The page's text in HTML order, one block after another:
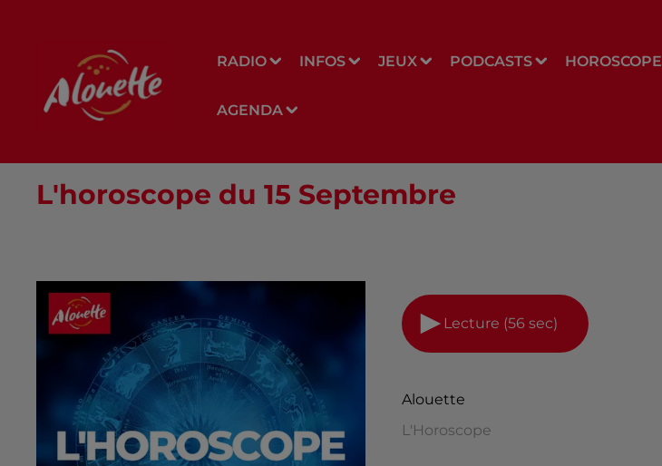
RADIO INFOS JEUX PODCASTS HOROSCOPE
AGENDA
L'horoscope du 15 Septembre
Lecture (56 sec)
Alouette
L'Horoscope